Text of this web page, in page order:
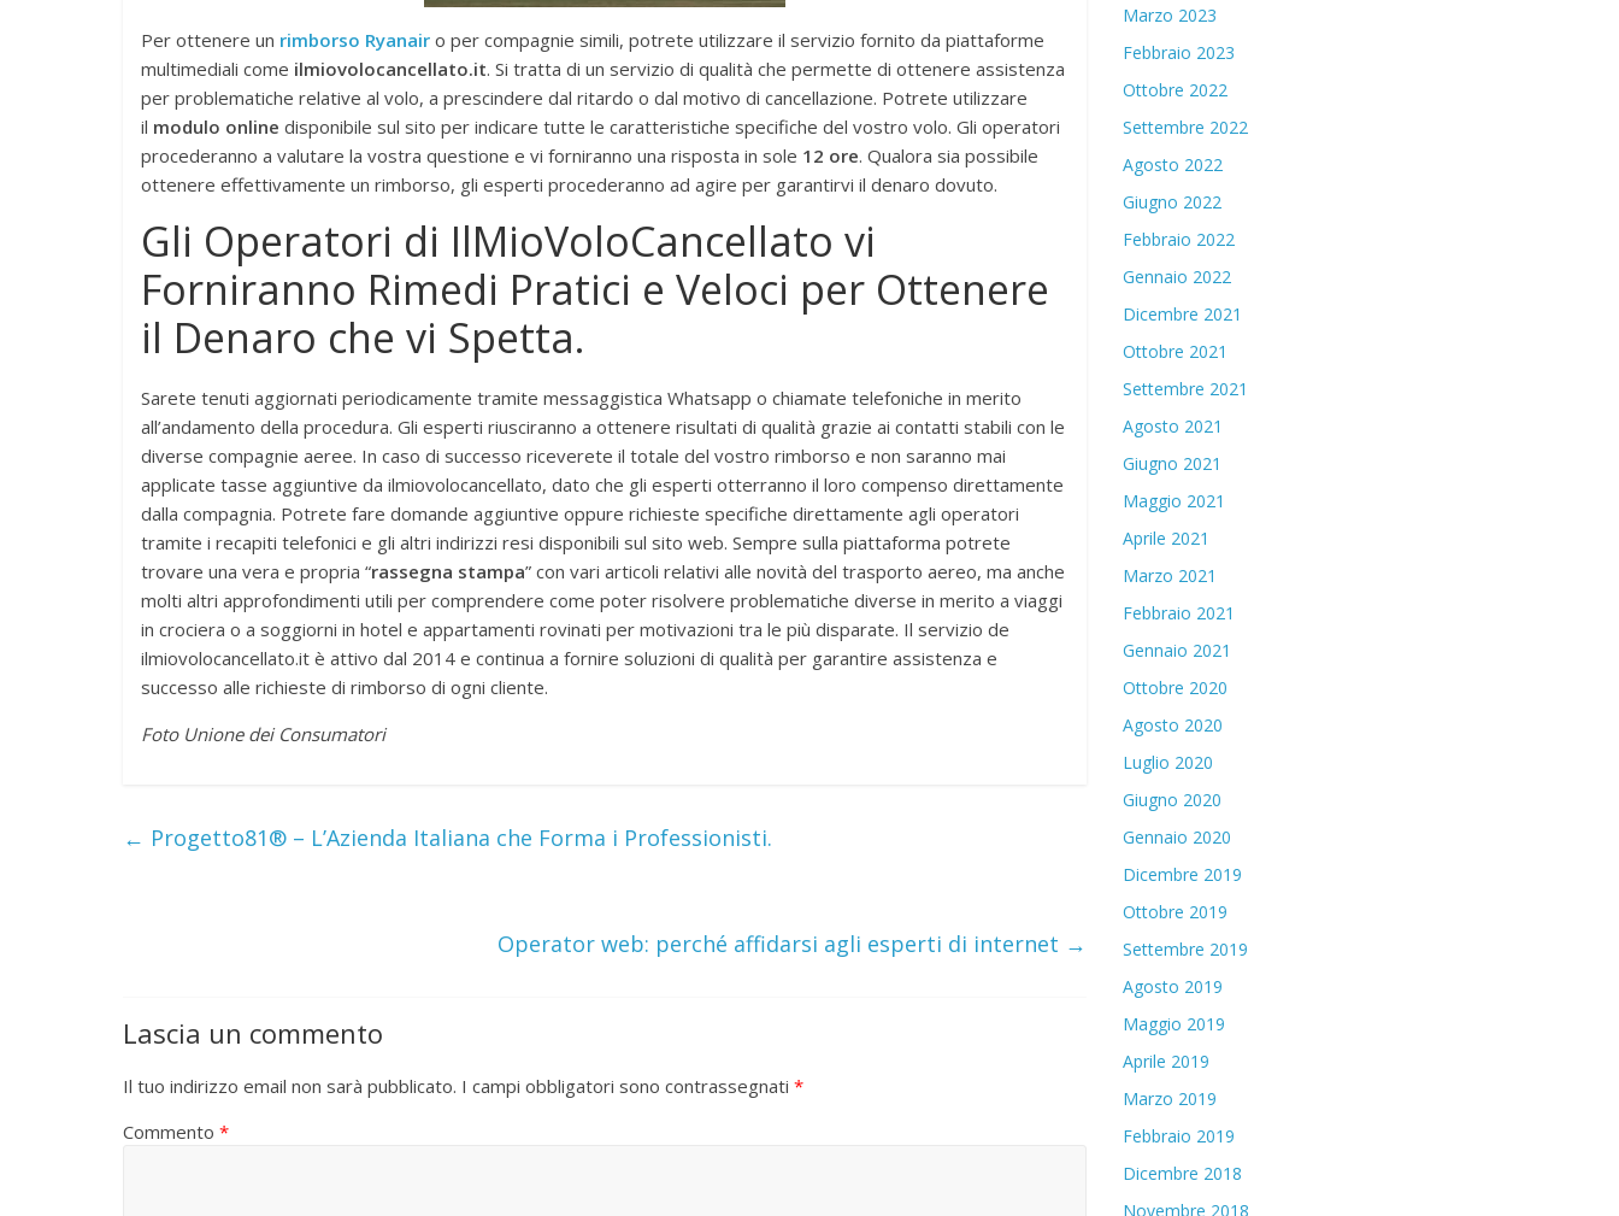
Per ottenere un rimborso Ryanair o per compagnie simili, potrete utilizzare il servizio fornito da piattaforme
multimediali come ilmiovolocancellato.it. Si tratta di un servizio di qualità che permette di ottenere assistenza
per problematiche relative al volo, a prescindere dal ritardo o dal motivo di cancellazione. Potrete utilizzare
il modulo online disponibile sul sito per indicare tutte le caratteristiche specifiche del vostro volo. Gli operatori
procederanno a valutare la vostra questione e vi forniranno una risposta in sole 12 ore. Qualora sia possibile
ottenere effettivamente un rimborso, gli esperti procederanno ad agire per garantirvi il denaro dovuto.
Gli Operatori di IlMioVoloCancellato vi
Forniranno Rimedi Pratici e Veloci per Ottenere
il Denaro che vi Spetta.
Sarete tenuti aggiornati periodicamente tramite messaggistica Whatsapp o chiamate telefoniche in merito
all’andamento della procedura. Gli esperti riusciranno a ottenere risultati di qualità grazie ai contatti stabili con le
diverse compagnie aeree. In caso di successo riceverete il totale del vostro rimborso e non saranno mai
applicate tasse aggiuntive da ilmiovolocancellato, dato che gli esperti otterranno il loro compenso direttamente
dalla compagnia. Potrete fare domande aggiuntive oppure richieste specifiche direttamente agli operatori
tramite i recapiti telefonici e gli altri indirizzi resi disponibili sul sito web. Sempre sulla piattaforma potrete
trovare una vera e propria “rassegna stampa” con vari articoli relativi alle novità del trasporto aereo, ma anche
molti altri approfondimenti utili per comprendere come poter risolvere problematiche diverse in merito a viaggi
in crociera o a soggiorni in hotel e appartamenti rovinati per motivazioni tra le più disparate. Il servizio de
ilmiovolocancellato.it è attivo dal 2014 e continua a fornire soluzioni di qualità per garantire assistenza e
successo alle richieste di rimborso di ogni cliente.
Foto Unione dei Consumatori
← Progetto81® – L’Azienda Italiana che Forma i Professionisti.
Operator web: perché affidarsi agli esperti di internet →
Lascia un commento
Il tuo indirizzo email non sarà pubblicato. I campi obbligatori sono contrassegnati *
Commento *
Marzo 2023
Febbraio 2023
Ottobre 2022
Settembre 2022
Agosto 2022
Giugno 2022
Febbraio 2022
Gennaio 2022
Dicembre 2021
Ottobre 2021
Settembre 2021
Agosto 2021
Giugno 2021
Maggio 2021
Aprile 2021
Marzo 2021
Febbraio 2021
Gennaio 2021
Ottobre 2020
Agosto 2020
Luglio 2020
Giugno 2020
Gennaio 2020
Dicembre 2019
Ottobre 2019
Settembre 2019
Agosto 2019
Maggio 2019
Aprile 2019
Marzo 2019
Febbraio 2019
Dicembre 2018
Novembre 2018